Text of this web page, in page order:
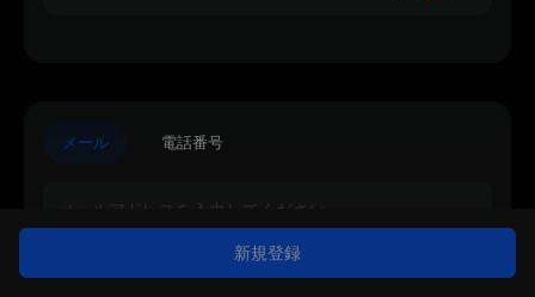
メール 電話番号
新規登録